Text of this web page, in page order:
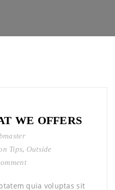
WE OFFERS
Tips, Outside
quia voluptas sit